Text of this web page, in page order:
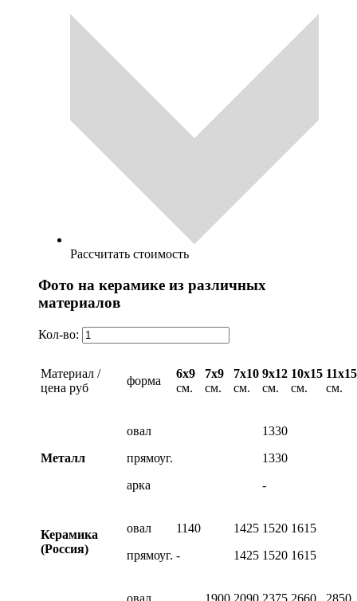
Рассчитать стоимость
Фото на керамике из различных
материалов
Кол-во:
Материал /
цена руб
форма
6х9
см.
7х9
см.
7х10
см.
9х12
см.
10х15
см.
11х15
см.
Металл
овал
прямоуг.
арка
1330
1330
-
Керамика
(Россия)
овал
прямоуг.
1140
-
1425
1425
1520
1520
1615
1615
овал 1900 2090 2375 2660 2850